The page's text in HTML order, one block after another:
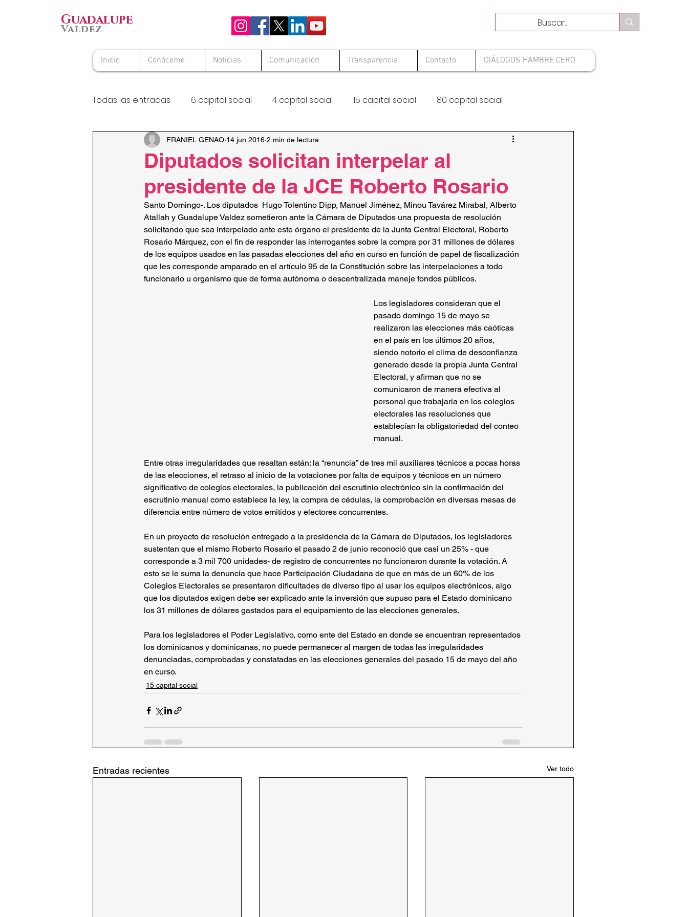
Guadalupe
Valdez
Inicio Conóceme Noticias Comunicación Transparencia Contacto DIÁLOGOS HAMBRE CERO
Todas las entradas 6 capital social 4 capital social 15 capital social 80 capital social
Premio Nacional al Voluntario Solid Hambre Cero
Diputados solicitan interpelar al
presidente de la JCE Roberto Rosario
FRANIEL GENAO 14 jun 2016 2 min de lectura
Santo Domingo-. Los diputados  Hugo Tolentino Dipp, Manuel Jiménez, Minou Tavárez Mirabal, Alberto
Atallah y Guadalupe Valdez sometieron ante la Cámara de Diputados una propuesta de resolución
solicitando que sea interpelado ante este órgano el presidente de la Junta Central Electoral, Roberto
Rosario Márquez, con el fin de responder las interrogantes sobre la compra por 31 millones de dólares
de los equipos usados en las pasadas elecciones del año en curso en función de papel de fiscalización
que les corresponde amparado en el artículo 95 de la Constitución sobre las interpelaciones a todo
funcionario u organismo que de forma autónoma o descentralizada maneje fondos públicos.
Los legisladores consideran que el
pasado domingo 15 de mayo se
realizaron las elecciones más caóticas
en el país en los últimos 20 años,
siendo notorio el clima de desconfianza
generado desde la propia Junta Central
Electoral, y afirman que no se
comunicaron de manera efectiva al
personal que trabajaría en los colegios
electorales las resoluciones que
establecían la obligatoriedad del conteo
manual.
Entre otras irregularidades que resaltan están: la “renuncia” de tres mil auxiliares técnicos a pocas horas
de las elecciones, el retraso al inicio de la votaciones por falta de equipos y técnicos en un número
significativo de colegios electorales, la publicación del escrutinio electrónico sin la confirmación del
escrutinio manual como establece la ley, la compra de cédulas, la comprobación en diversas mesas de
diferencia entre número de votos emitidos y electores concurrentes.
En un proyecto de resolución entregado a la presidencia de la Cámara de Diputados, los legisladores
sustentan que el mismo Roberto Rosario el pasado 2 de junio reconoció que casi un 25% - que
corresponde a 3 mil 700 unidades- de registro de concurrentes no funcionaron durante la votación. A
esto se le suma la denuncia que hace Participación Ciudadana de que en más de un 60% de los
Colegios Electorales se presentaron dificultades de diverso tipo al usar los equipos electrónicos, algo
que los diputados exigen debe ser explicado ante la inversión que supuso para el Estado dominicano
los 31 millones de dólares gastados para el equipamiento de las elecciones generales.
Para los legisladores el Poder Legislativo, como ente del Estado en donde se encuentran representados
los dominicanos y dominicanas, no puede permanecer al margen de todas las irregularidades
denunciadas, comprobadas y constatadas en las elecciones generales del pasado 15 de mayo del año
en curso.
15 capital social
Entradas recientes Ver todo